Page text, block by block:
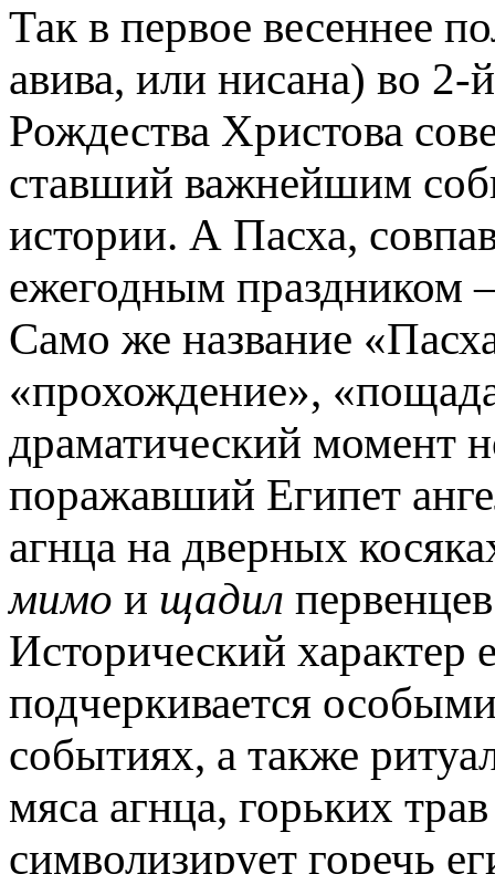
Так в первое весеннее
авива, или нисана) во
Рождества Христова
ставший важнейшим
истории. А Пасха,
ежегодным праздником
Само же название
«прохождение»,
драматический момент
поражавший Египет
агнца на дверных
мимо и щадил
Исторический характер
подчеркивается
событиях, а также
мяса агнца, горьких
символизирует горечь